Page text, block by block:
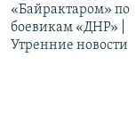
«Байрактаром» по
боевикам «ДНР» |
Утренние новости